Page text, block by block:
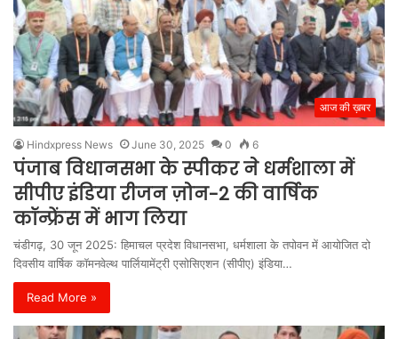
आज की ख़बर
Hindxpress News June 30, 2025 0 6
पंजाब विधानसभा के स्पीकर ने धर्मशाला में
सीपीए इंडिया रीजन ज़ोन-2 की वार्षिक
कॉन्फ्रेंस में भाग लिया
चंडीगढ़, 30 जून 2025: हिमाचल प्रदेश विधानसभा, धर्मशाला के तपोवन में आयोजित दो
दिवसीय वार्षिक कॉमनवेल्थ पार्लियामेंट्री एसोसिएशन (सीपीए) इंडिया…
Read More »